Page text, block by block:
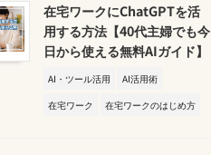
在宅ワークにChatGPTを活
用する方法【40代主婦でも今
日から使える無料AIガイド】
AI・ツール活用
AI活用術
在宅ワーク
在宅ワークのはじめ方